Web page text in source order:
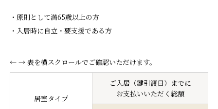
原則として満65歳以上の方
入居時に自立・要支援である方
← → 表を横スクロールでご確認いただけます。
居室タイプ
ご入居（鍵引渡日）までに
お支払いいただく総額